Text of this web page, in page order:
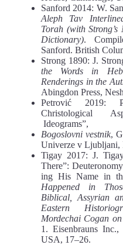
Sanford 2014: W.
Aleph Tav
Torah (with
Dictionary).
Sanford. British
Strong 1890: J.
the Words in
Renderings in the
Abingdon Press,
Petrović 2019:
Christological
Ideograms”,
Bogoslovni vestnik,
Univerze v Ljubljani,
Tigay 2017: J.
There”:
ing His Name in
Happened in
Biblical, Assyrian
Eastern
Mordechai Cogan
1. Eisenbrauns
USA, 17–26.